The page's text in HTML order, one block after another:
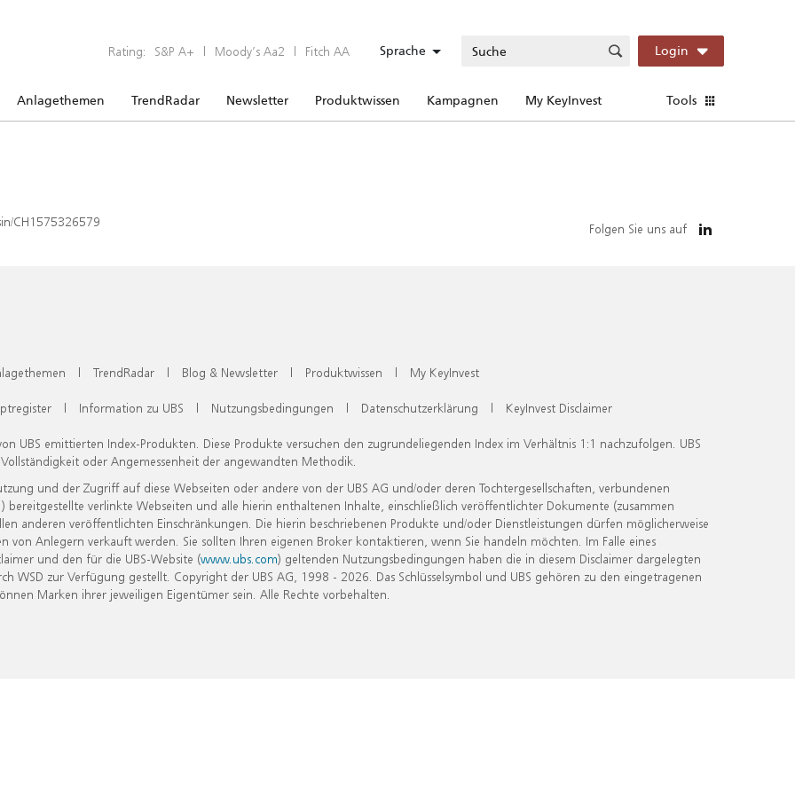
Rating: S&P A+ | Moody’s Aa2 | Fitch AA Sprache Login
Anlagethemen TrendRadar Newsletter Produktwissen Kampagnen My KeyInvest Tools
CH1575326579 Folgen Sie uns auf
| TrendRadar | Blog & Newsletter | Produktwissen | My KeyInvest
| Information zu UBS | Nutzungsbedingungen | Datenschutzerklärung | KeyInvest Disclaimer
UBS emittierten Index-Produkten. Diese Produkte versuchen den zugrundeliegenden Index im Verhältnis 1:1 nachzufolgen. UBS
oder Angemessenheit der angewandten Methodik.
und der Zugriff auf diese Webseiten oder andere von der UBS AG und/oder deren Tochtergesellschaften, verbundenen
verlinkte Webseiten und alle hierin enthaltenen Inhalte, einschließlich veröffentlichter Dokumente (zusammen
anderen veröffentlichten Einschränkungen. Die hierin beschriebenen Produkte und/oder Dienstleistungen dürfen möglicherweise
Anlegern verkauft werden. Sie sollten Ihren eigenen Broker kontaktieren, wenn Sie handeln möchten. Im Falle eines
und den für die UBS-Website (www.ubs.com) geltenden Nutzungsbedingungen haben die in diesem Disclaimer dargelegten
zur Verfügung gestellt. Copyright der UBS AG, 1998 - 2026. Das Schlüsselsymbol und UBS gehören zu den eingetragenen
Marken ihrer jeweiligen Eigentümer sein. Alle Rechte vorbehalten.